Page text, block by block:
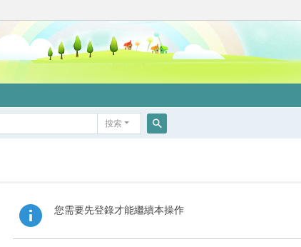
搜索
您需要先登錄才能繼續本操作